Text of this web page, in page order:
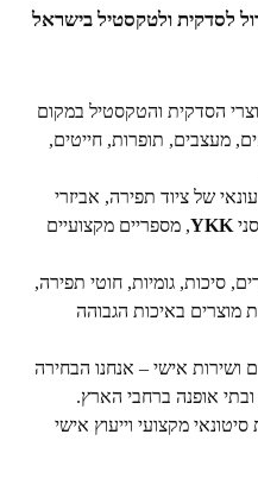
לסדקית ולטקסטיל בישראל
הסדקית והטקסטיל במקום
מעצבים, תופרות, חייטים,
של ציוד תפירה, אביזרי
YKK, מספריים מקצועיים
סיכות, גומיות, חוטי תפירה,
מוצרים באיכות הגבוהה
ושירות אישי – אנחנו הבחירה
אופנה ברחבי הארץ.
מקצועי וייעוץ אישי